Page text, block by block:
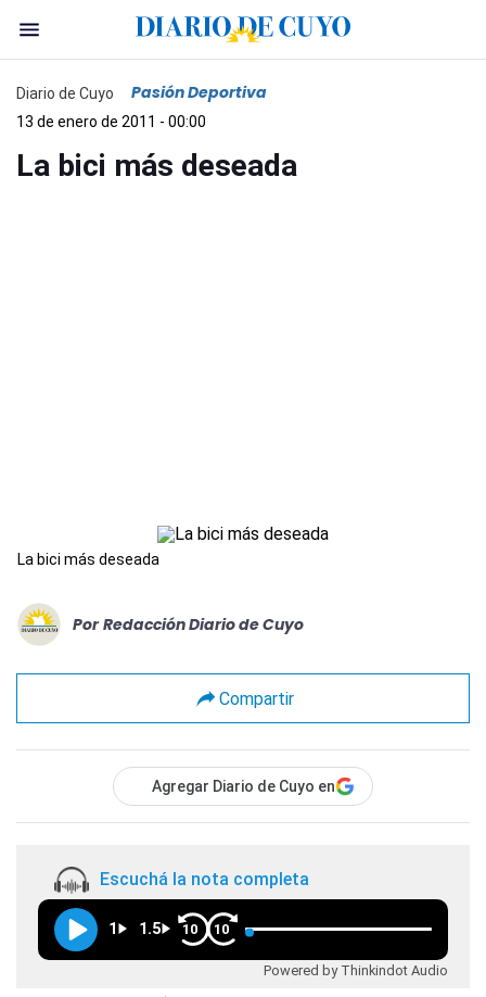
Diario de Cuyo Pasión Deportiva
13 de enero de 2011 - 00:00
La bici más deseada
La bici más deseada
Por Redacción Diario de Cuyo
Compartir
Agregar Diario de Cuyo en
Escuchá la nota completa
1 1.5 10 10
Powered by Thinkindot Audio